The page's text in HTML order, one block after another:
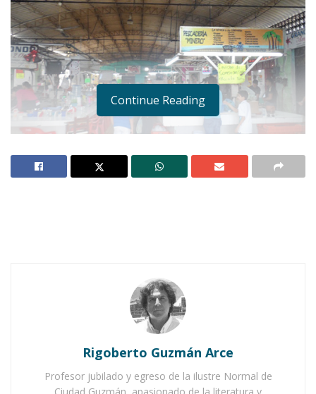
Ahuacatlán celebrá el día de Reyes con rosca y
Buena tarde taurina en Ahuacatlán
Continue Reading
Rigoberto Guzmán Arce
Profesor jubilado y egreso de la ilustre Normal de